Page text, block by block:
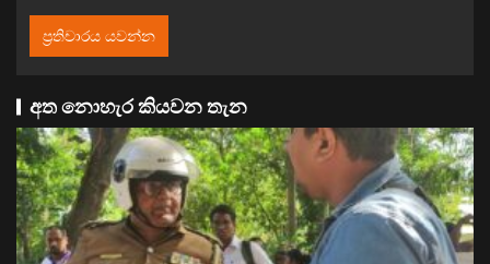
අත නොහැර කියවන තැන